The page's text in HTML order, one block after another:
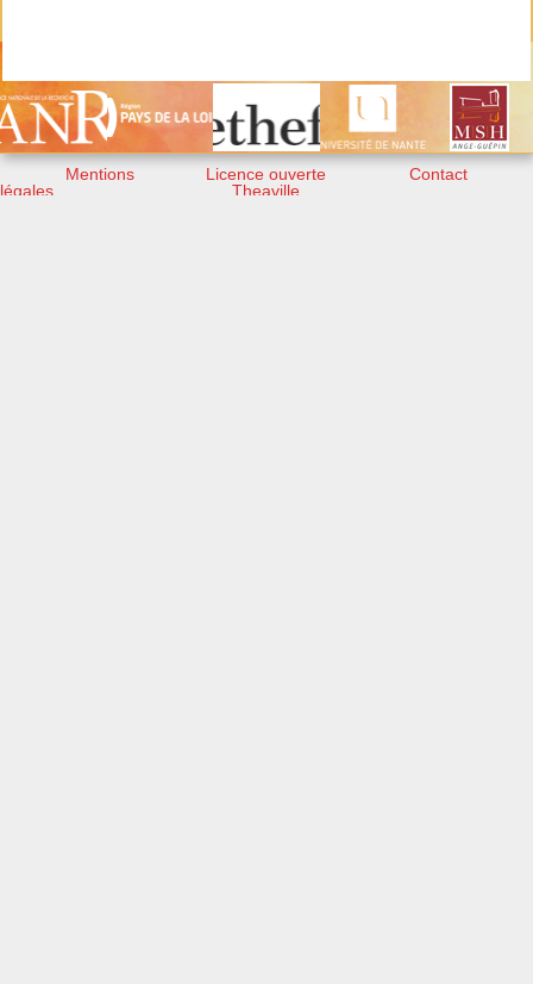
Mentions
légales
Licence ouverte
Theaville
Contact